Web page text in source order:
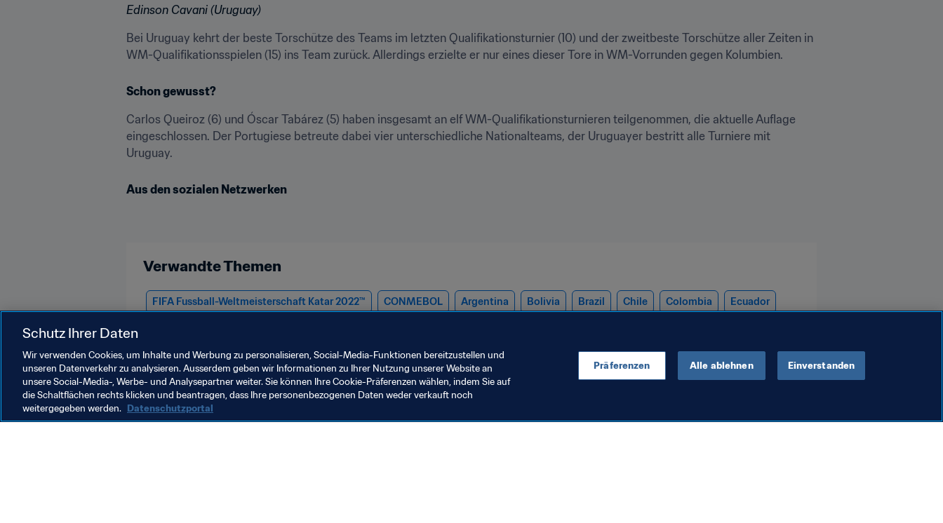
Edinson Cavani (Uruguay)
Bei Uruguay kehrt der beste Torschütze des Teams im letzten Qualifikationsturnier (10) und der zweitbeste Torschütze aller Zeiten in
WM-Qualifikationsspielen (15) ins Team zurück. Allerdings erzielte er nur eines dieser Tore in WM-Vorrunden gegen Kolumbien.
Schon gewusst?
Carlos Queiroz (6) und Óscar Tabárez (5) haben insgesamt an elf WM-Qualifikationsturnieren teilgenommen, die aktuelle Auflage
eingeschlossen. Der Portugiese betreute dabei vier unterschiedliche Nationalteams, der Uruguayer bestritt alle Turniere mit
Uruguay.
Aus den sozialen Netzwerken
Verwandte Themen
FIFA Fussball-Weltmeisterschaft Katar 2022™ CONMEBOL Argentina Bolivia Brazil Chile Colombia Ecuador
Schutz Ihrer Daten
Wir verwenden Cookies, um Inhalte und Werbung zu personalisieren, Social-Media-Funktionen bereitzustellen und
unseren Datenverkehr zu analysieren. Ausserdem geben wir Informationen zu Ihrer Nutzung unserer Website an
unsere Social-Media-, Werbe- und Analysepartner weiter. Sie können Ihre Cookie-Präferenzen wählen, indem Sie auf
die Schaltflächen rechts klicken und beantragen, dass Ihre personenbezogenen Daten weder verkauft noch
weitergegeben werden. Datenschutzportal
Präferenzen Alle ablehnen Einverstanden